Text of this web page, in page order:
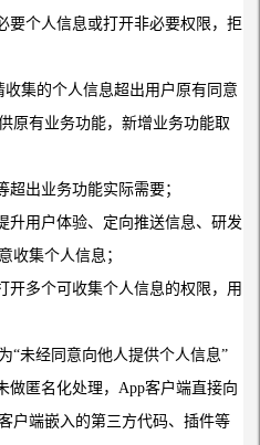
要个人信息或打开非必要权限，拒
集的个人信息超出用户原有同意
原有业务功能，新增业务功能取
超出业务功能实际需要；
升用户体验、定向推送信息、研发
收集个人信息；
开多个可收集个人信息的权限，用
“未经同意向他人提供个人信息”
做匿名化处理， App客户端直接向
户端嵌入的第三方代码、插件等